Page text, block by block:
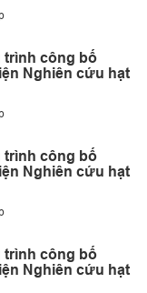
trình công bố
Nghiên cứu hạt
trình công bố
Nghiên cứu hạt
trình công bố
Nghiên cứu hạt